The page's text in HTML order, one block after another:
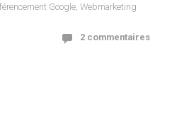
Google, Webmarketing
2 commentaires